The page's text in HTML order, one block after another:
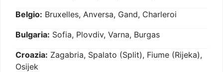
Belgio: Bruxelles, Anversa, Gand, Charleroi
Bulgaria: Sofia, Plovdiv, Varna, Burgas
Croazia: Zagabria, Spalato (Split), Fiume (Rijeka),
Osijek